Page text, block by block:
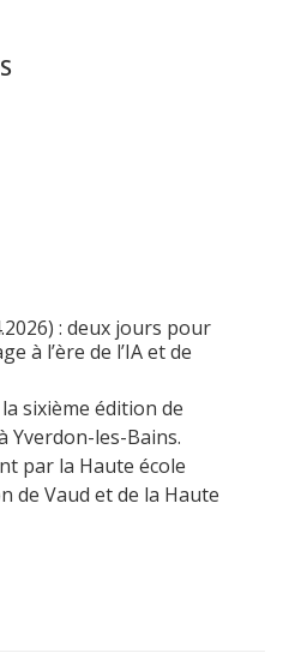
: deux jours pour
à l’ère de l’IA et de
sixième édition de
Yverdon-les-Bains.
par la Haute école
de Vaud et de la Haute